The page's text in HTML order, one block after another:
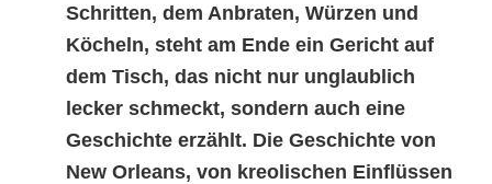
Schritten, dem Anbraten, Würzen und
Köcheln, steht am Ende ein Gericht auf
dem Tisch, das nicht nur unglaublich
lecker schmeckt, sondern auch eine
Geschichte erzählt. Die Geschichte von
New Orleans, von kreolischen Einflüssen